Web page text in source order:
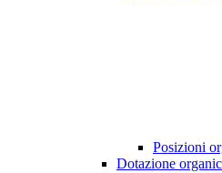
Posizioni
Dotazione